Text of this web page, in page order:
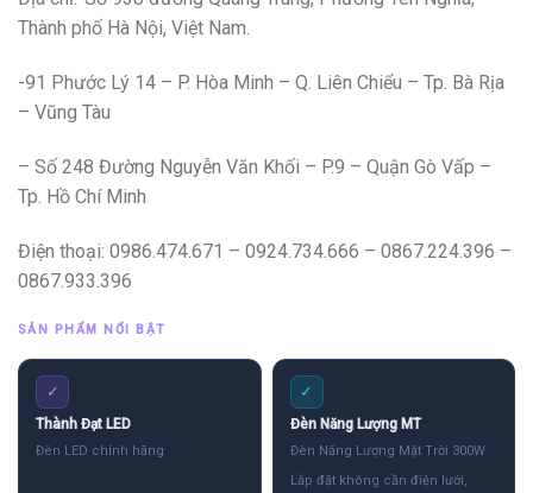
Thành phố Hà Nội, Việt Nam.
-91 Phước Lý 14 – P. Hòa Minh – Q. Liên Chiểu – Tp. Bà Rịa
– Vũng Tàu
– Số 248 Đường Nguyễn Văn Khối – P.9 – Quận Gò Vấp –
Tp. Hồ Chí Minh
Điện thoại: 0986.474.671 – 0924.734.666 – 0867.224.396 –
0867.933.396
SẢN PHẨM NỔI BẬT
✓
Thành Đạt LED
Đèn LED chính hãng
✓
Đèn Năng Lượng MT
Đèn Năng Lượng Mặt Trời 300W
Lắp đặt không cần điện lưới,